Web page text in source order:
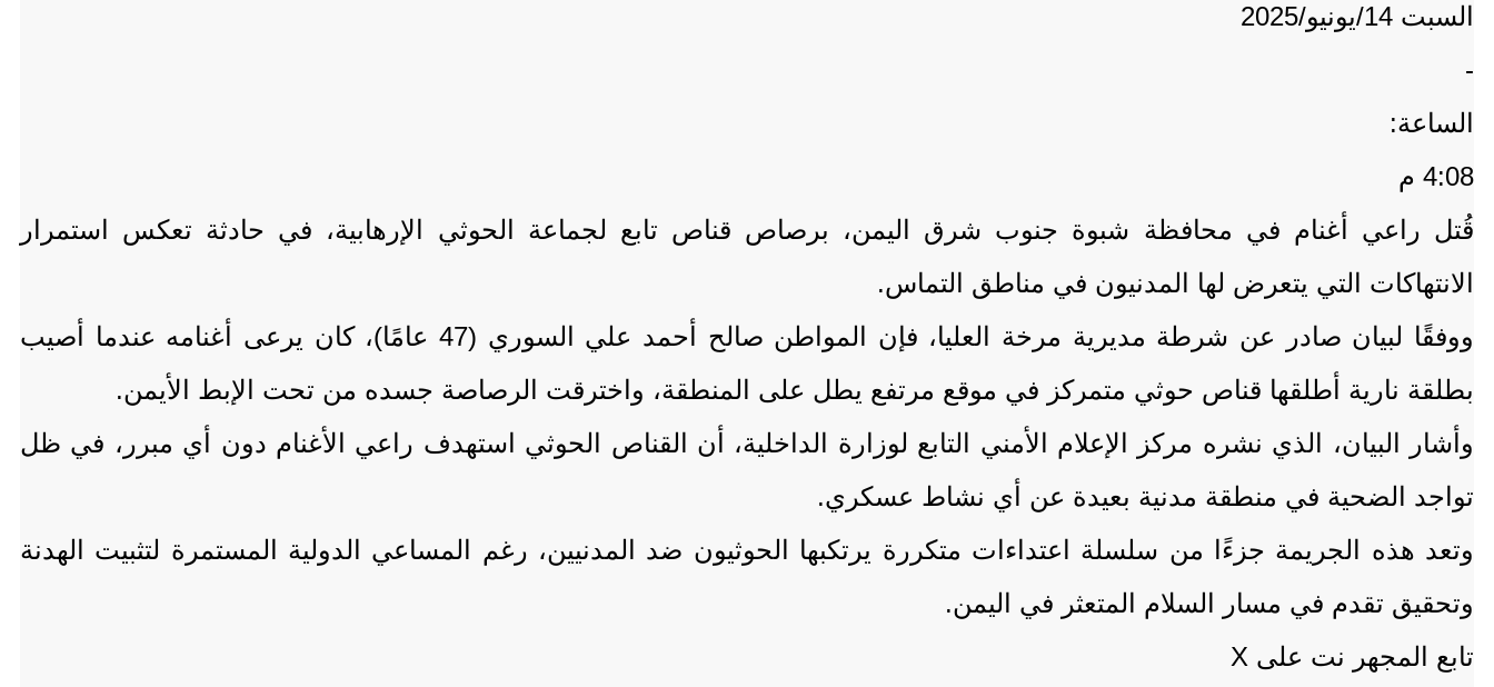
السبت 14/يونيو/2025
-
الساعة:
4:08 م
قُتل راعي أغنام في محافظة شبوة جنوب شرق اليمن، برصاص قناص تابع لجماعة الحوثي الإرهابية، في حادثة تعكس استمرار
الانتهاكات التي يتعرض لها المدنيون في مناطق التماس.
ووفقًا لبيان صادر عن شرطة مديرية مرخة العليا، فإن المواطن صالح أحمد علي السوري (47 عامًا)، كان يرعى أغنامه عندما أصيب
بطلقة نارية أطلقها قناص حوثي متمركز في موقع مرتفع يطل على المنطقة، واخترقت الرصاصة جسده من تحت الإبط الأيمن.
وأشار البيان، الذي نشره مركز الإعلام الأمني التابع لوزارة الداخلية، أن القناص الحوثي استهدف راعي الأغنام دون أي مبرر، في ظل
تواجد الضحية في منطقة مدنية بعيدة عن أي نشاط عسكري.
وتعد هذه الجريمة جزءًا من سلسلة اعتداءات متكررة يرتكبها الحوثيون ضد المدنيين، رغم المساعي الدولية المستمرة لتثبيت الهدنة
وتحقيق تقدم في مسار السلام المتعثر في اليمن.
تابع المجهر نت على X